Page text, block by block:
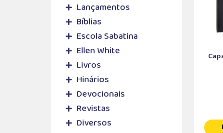
Lançamentos
Bíblias
Escola Sabatina
Ellen White
Livros
Hinários
Devocionais
Revistas
Diversos